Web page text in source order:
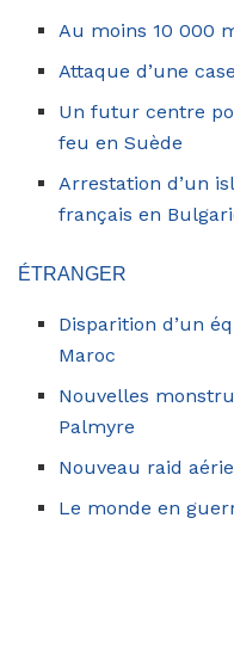
Au moins 10 000
Attaque d’une
Un futur centre
feu en Suède
Arrestation d’un
français en
ÉTRANGER
Disparition d’un
Maroc
Nouvelles
Palmyre
Nouveau raid
Le monde en